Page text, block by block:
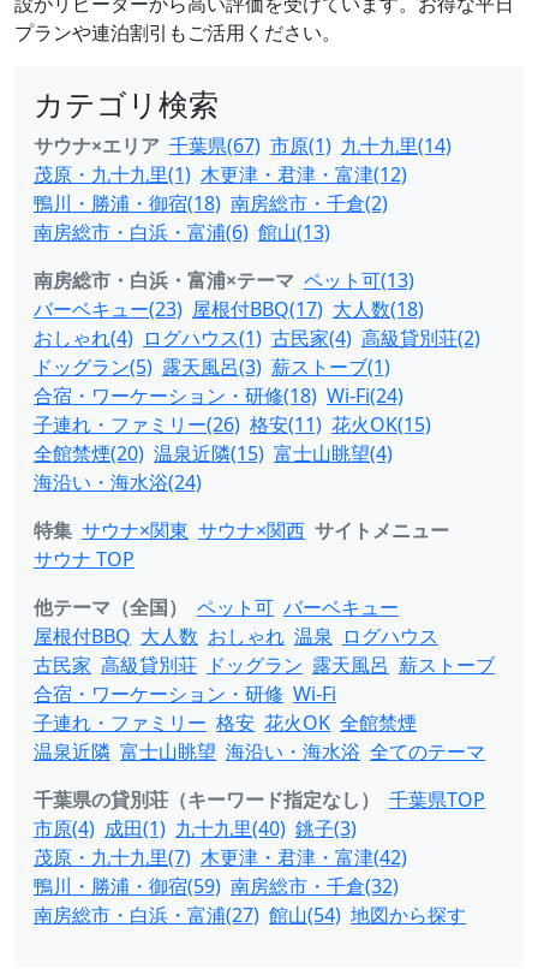
プランや連泊割引もご活用ください。
カテゴリ検索
サウナ×エリア 千葉県(67) 市原(1) 九十九里(14)
茂原・九十九里(1) 木更津・君津・富津(12)
鴨川・勝浦・御宿(18) 南房総市・千倉(2)
南房総市・白浜・富浦(6) 館山(13)
南房総市・白浜・富浦×テーマ ペット可(13)
バーベキュー(23) 屋根付BBQ(17) 大人数(18)
おしゃれ(4) ログハウス(1) 古民家(4) 高級貸別荘(2)
ドッグラン(5) 露天風呂(3) 薪ストーブ(1)
合宿・ワーケーション・研修(18) Wi-Fi(24)
子連れ・ファミリー(26) 格安(11) 花火OK(15)
全館禁煙(20) 温泉近隣(15) 富士山眺望(4)
海沿い・海水浴(24)
特集 サウナ×関東 サウナ×関西 サイトメニュー
サウナ TOP
他テーマ（全国）
ペット可 バーベキュー
屋根付BBQ 大人数 おしゃれ 温泉 ログハウス
古民家 高級貸別荘 ドッグラン 露天風呂 薪ストーブ
合宿・ワーケーション・研修 Wi-Fi
子連れ・ファミリー 格安 花火OK 全館禁煙
温泉近隣 富士山眺望 海沿い・海水浴 全てのテーマ
千葉県の貸別荘（キーワード指定なし）
千葉県TOP
市原(4) 成田(1) 九十九里(40) 銚子(3)
茂原・九十九里(7) 木更津・君津・富津(42)
鴨川・勝浦・御宿(59) 南房総市・千倉(32)
南房総市・白浜・富浦(27) 館山(54) 地図から探す